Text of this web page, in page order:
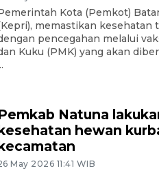
Kota (Pemkot)
memastikan kesehatan
pencegahan melalui
Kuku (PMK) yang akan
Natuna
hewan
May 2026 11:41 WIB